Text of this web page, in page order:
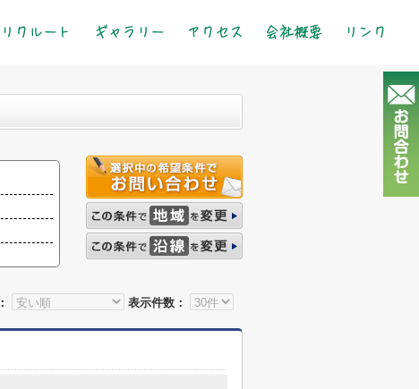
リクルート ギャラリー アクセス 会社概要 リンク
表示件数：